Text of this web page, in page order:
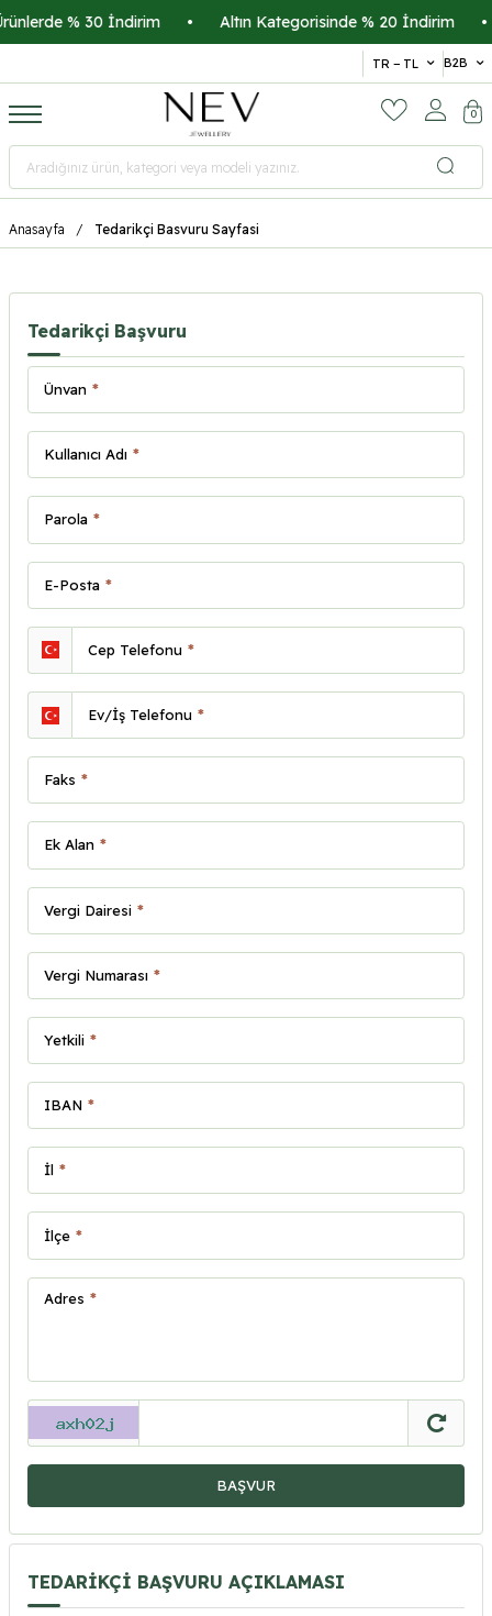
% 30 İndirim Altın Kategorisinde % 20 İndirim
TR − TL B2B
0
Anasayfa Tedarikçi Basvuru Sayfasi
TEDARİKÇİ BAŞVURU AÇIKLAMASI
Tedarikçi Başvuru
Ünvan *
Kullanıcı Adı *
Parola *
E-Posta *
Cep Telefonu *
Ev/İş Telefonu *
Faks *
Ek Alan *
Vergi Dairesi *
Vergi Numarası *
Yetkili *
IBAN *
İl *
İlçe *
Adres *
BAŞVUR